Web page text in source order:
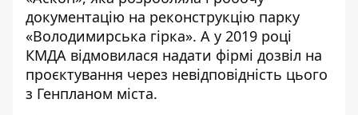
документацію на реконструкцію парку
«Володимирська гірка». А у 2019 році
КМДА відмовилася надати фірмі дозвіл на
проєктування через невідповідність цього
з Генпланом міста.